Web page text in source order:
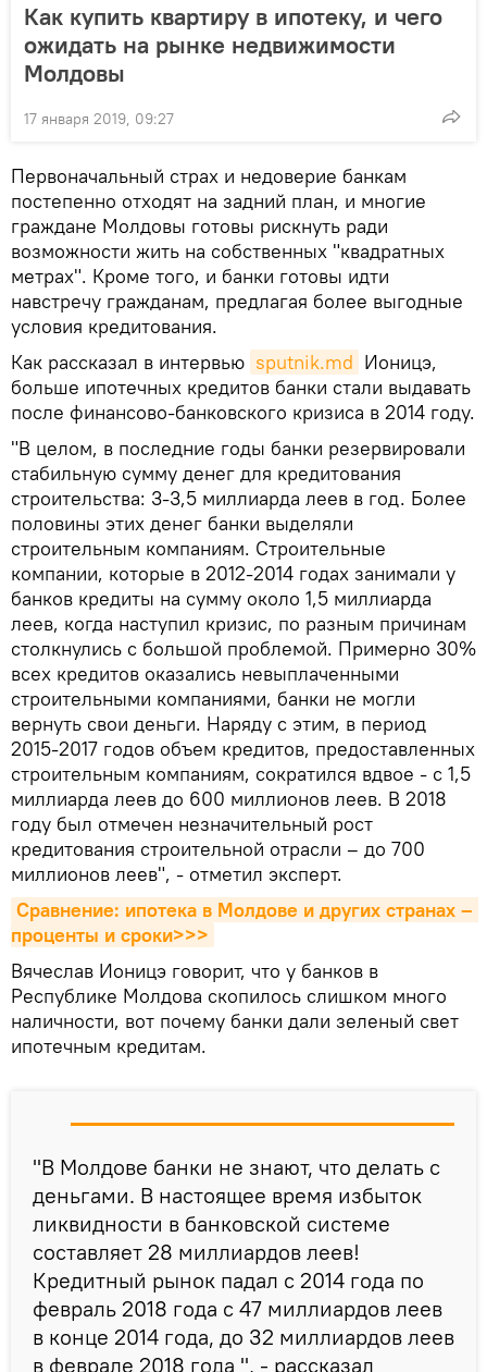
Как купить квартиру в ипотеку, и чего
ожидать на рынке недвижимости
Молдовы
17 января 2019, 09:27
Первоначальный страх и недоверие банкам
постепенно отходят на задний план, и многие
граждане Молдовы готовы рискнуть ради
возможности жить на собственных "квадратных
метрах". Кроме того, и банки готовы идти
навстречу гражданам, предлагая более выгодные
условия кредитования.
Как рассказал в интервью sputnik.md Ионицэ,
больше ипотечных кредитов банки стали выдавать
после финансово-банковского кризиса в 2014 году.
"В целом, в последние годы банки резервировали
стабильную сумму денег для кредитования
строительства: 3-3,5 миллиарда леев в год. Более
половины этих денег банки выделяли
строительным компаниям. Строительные
компании, которые в 2012-2014 годах занимали у
банков кредиты на сумму около 1,5 миллиарда
леев, когда наступил кризис, по разным причинам
столкнулись с большой проблемой. Примерно 30%
всех кредитов оказались невыплаченными
строительными компаниями, банки не могли
вернуть свои деньги. Наряду с этим, в период
2015-2017 годов объем кредитов, предоставленных
строительным компаниям, сократился вдвое - с 1,5
миллиарда леев до 600 миллионов леев. В 2018
году был отмечен незначительный рост
кредитования строительной отрасли – до 700
миллионов леев", - отметил эксперт.
Сравнение: ипотека в Молдове и других странах –
проценты и сроки>>>
Вячеслав Ионицэ говорит, что у банков в
Республике Молдова скопилось слишком много
наличности, вот почему банки дали зеленый свет
ипотечным кредитам.
"В Молдове банки не знают, что делать с
деньгами. В настоящее время избыток
ликвидности в банковской системе
составляет 28 миллиардов леев!
Кредитный рынок падал с 2014 года по
февраль 2018 года с 47 миллиардов леев
в конце 2014 года, до 32 миллиардов леев
в феврале 2018 года ", - рассказал